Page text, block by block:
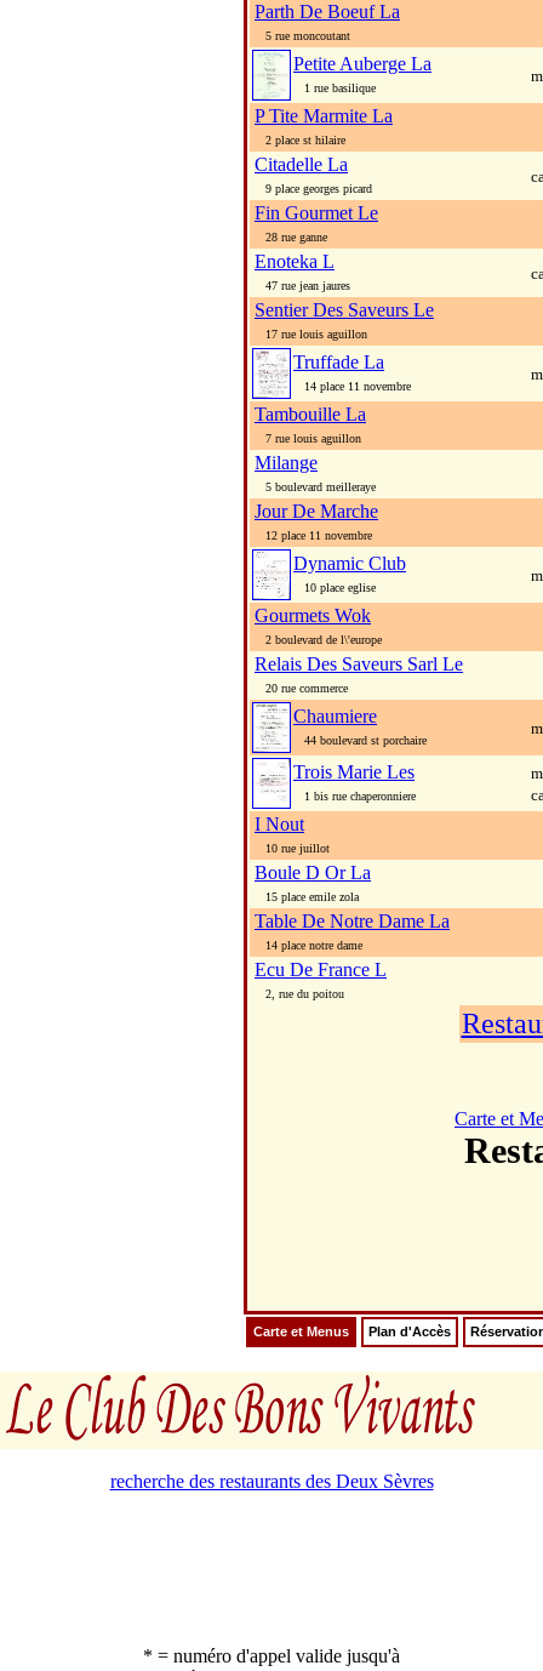
Parth De Boeuf La
5 rue moncoutant
Petite Auberge La
1 rue basilique
P Tite Marmite La
2 place st hilaire
Citadelle La
9 place georges picard
Fin Gourmet Le
28 rue ganne
Enoteka L
47 rue jean jaures
Sentier Des Saveurs Le
17 rue louis aguillon
Truffade La
14 place 11 novembre
Tambouille La
7 rue louis aguillon
Milange
5 boulevard meilleraye
Jour De Marche
12 place 11 novembre
Dynamic Club
10 place eglise
Gourmets Wok
2 boulevard de l\'europe
Relais Des Saveurs Sarl Le
20 rue commerce
Chaumiere
44 boulevard st porchaire
Trois Marie Les
1 bis rue chaperonniere
I Nout
10 rue juillot
Boule D Or La
15 place emile zola
Table De Notre Dame La
14 place notre dame
Ecu De France L
2, rue du poitou
Carte et
Carte et Menus Plan d'Accès
recherche des restaurants des Deux Sèvres
* = numéro d'appel valide jusqu'à